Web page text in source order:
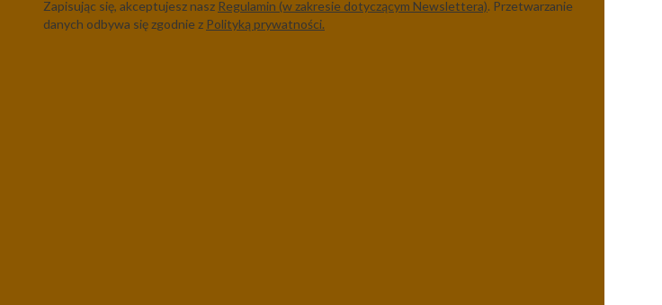
Zapisując się, akceptujesz nasz Regulamin (w zakresie dotyczącym Newslettera). Przetwarzanie
danych odbywa się zgodnie z Polityką prywatności.